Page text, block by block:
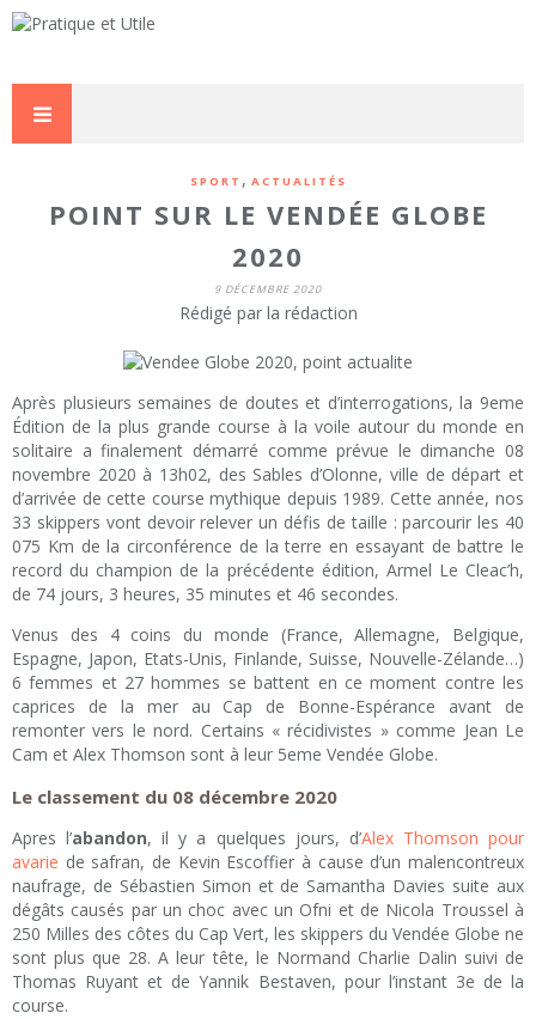
SPORT , ACTUALITÉS
POINT SUR LE VENDÉE GLOBE
2020
9 DÉCEMBRE 2020
Rédigé par la rédaction
Après plusieurs semaines de doutes et d’interrogations, la 9eme
Édition de la plus grande course à la voile autour du monde en
solitaire a finalement démarré comme prévue le dimanche 08
novembre 2020 à 13h02, des Sables d’Olonne, ville de départ et
d’arrivée de cette course mythique depuis 1989. Cette année, nos
33 skippers vont devoir relever un défis de taille : parcourir les 40
075 Km de la circonférence de la terre en essayant de battre le
record du champion de la précédente édition, Armel Le Cleac’h,
de 74 jours, 3 heures, 35 minutes et 46 secondes.
Venus des 4 coins du monde (France, Allemagne, Belgique,
Espagne, Japon, Etats-Unis, Finlande, Suisse, Nouvelle-Zélande…)
6 femmes et 27 hommes se battent en ce moment contre les
caprices de la mer au Cap de Bonne-Espérance avant de
remonter vers le nord. Certains « récidivistes » comme Jean Le
Cam et Alex Thomson sont à leur 5eme Vendée Globe.
Le classement du 08 décembre 2020
Apres l’abandon, il y a quelques jours, d’Alex Thomson pour
avarie de safran, de Kevin Escoffier à cause d’un malencontreux
naufrage, de Sébastien Simon et de Samantha Davies suite aux
dégâts causés par un choc avec un Ofni et de Nicola Troussel à
250 Milles des côtes du Cap Vert, les skippers du Vendée Globe ne
sont plus que 28. A leur tête, le Normand Charlie Dalin suivi de
Thomas Ruyant et de Yannik Bestaven, pour l’instant 3e de la
course.